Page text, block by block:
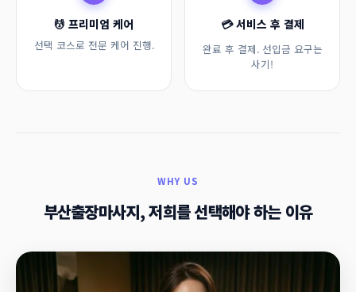
💆 프리미엄 케어
선택 코스로 전문 케어 진행.
💳 서비스 후 결제
완료 후 결제. 선입금 요구는
사기!
WHY US
부산출장마사지, 저희를 선택해야 하는 이유